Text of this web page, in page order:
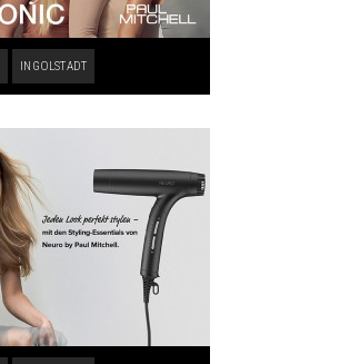
INGOLSTADT